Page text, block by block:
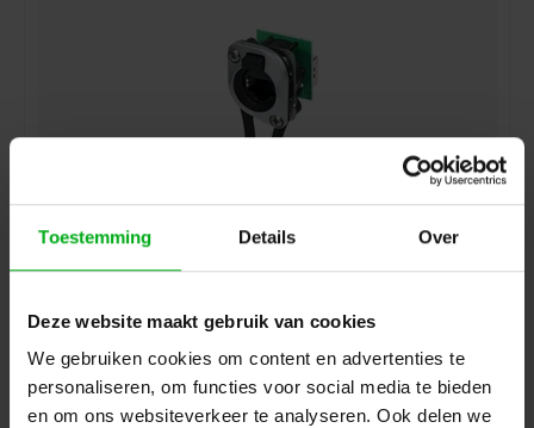
Toestemming Details Over
Deze website maakt gebruik van cookies
We gebruiken cookies om content en advertenties te
personaliseren, om functies voor social media te bieden
en om ons websiteverkeer te analyseren. Ook delen we
Login voor prijzen